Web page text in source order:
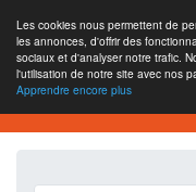
Les cookies nous permettent de
les annonces, d'offrir des
sociaux et d'analyser notre trafic.
l'utilisation de notre site avec nos
Apprendre encore plus
SEO Analytics